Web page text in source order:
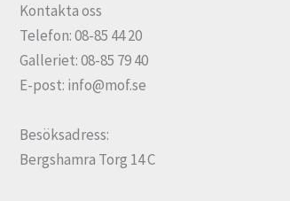
Kontakta oss
Telefon: 08-85 44 20
Galleriet: 08-85 79 40
E-post: info@mof.se
Besöksadress:
Bergshamra Torg 14 C